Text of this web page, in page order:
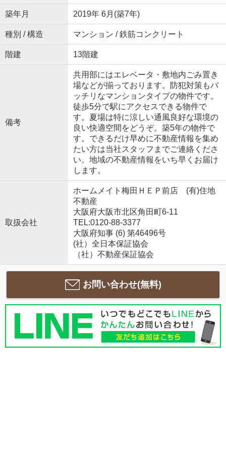
築年月 2019年 6月(築7年)
種別 / 構造 マンション / 鉄筋コンクリート
階建 13階建
備考
共用部にはエレベータ・敷地内ごみ置き
場などが揃っております。防犯対策もバ
ッチリなマンションタイプの物件です。
徒歩5分で駅にアクセスできる物件で
す。夏場は特に涼しい通風良好な環境の
良い快適空間をどうぞ。築5年の物件で
す。できるだけ早めに不動産情報を集め
たい方は当社スタッフまでご連絡くださ
い。地域の不動産情報をいち早くお届け
します。
取扱会社
ホームメイト梅田ＨＥＰ前店 (有)住地
不動産
大阪府大阪市北区角田町6-11
TEL:0120-88-3377
大阪府知事 (6) 第46496号
(社）全日本保証協会
（社）不動産保証協会
お問い合わせ(無料)